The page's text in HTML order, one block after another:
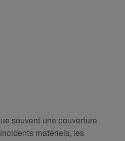
souvent une couverture
matériels, les